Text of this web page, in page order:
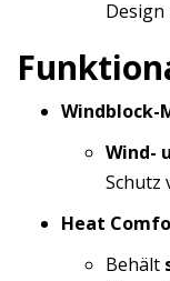
Design
Windblock-
Wind-
Schutz
Heat
Behält